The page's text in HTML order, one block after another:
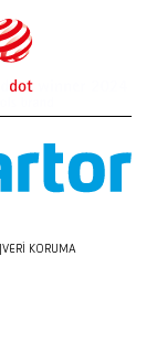
VERI KORUMA